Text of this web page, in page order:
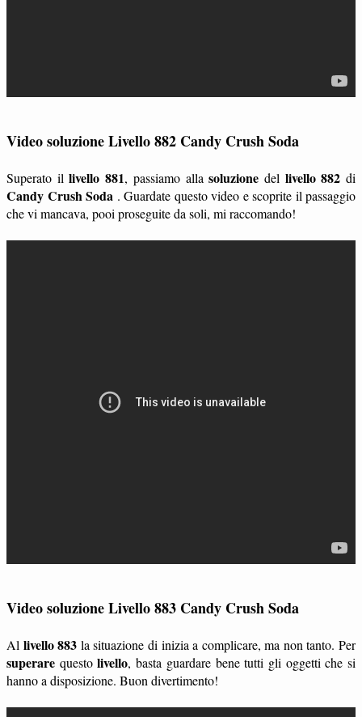
Video soluzione Livello 882 Candy Crush Soda
Superato illivello 881, passiamo allasoluzione del livello 882 di
Candy Crush Soda . Guardate questo video e scoprite il passaggio
che vi mancava, pooi proseguite da soli, mi raccomando!
Video soluzione Livello 883 Candy Crush Soda
Al livello 883 la situazione di inizia a complicare, ma non tanto. Per
superare questolivello, basta guardare bene tutti gli oggetti che si
hanno a disposizione. Buon divertimento!